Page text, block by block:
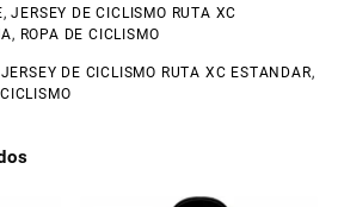
,JERSEY DE CICLISMO RUTA XC
, ROPA DE CICLISMO
JERSEY DE CICLISMO RUTA XC ESTANDAR,